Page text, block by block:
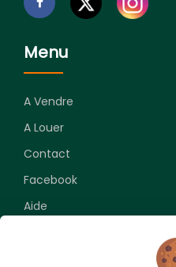
Menu
A Vendre
A Louer
Contact
Facebook
Aide